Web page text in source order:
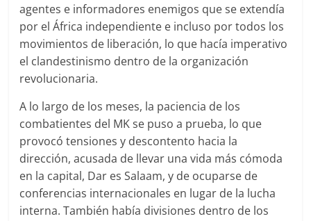
agentes e informadores enemigos que se extendía
por el África independiente e incluso por todos los
movimientos de liberación, lo que hacía imperativo
el clandestinismo dentro de la organización
revolucionaria.
A lo largo de los meses, la paciencia de los
combatientes del MK se puso a prueba, lo que
provocó tensiones y descontento hacia la
dirección, acusada de llevar una vida más cómoda
en la capital, Dar es Salaam, y de ocuparse de
conferencias internacionales en lugar de la lucha
interna. También había divisiones dentro de los